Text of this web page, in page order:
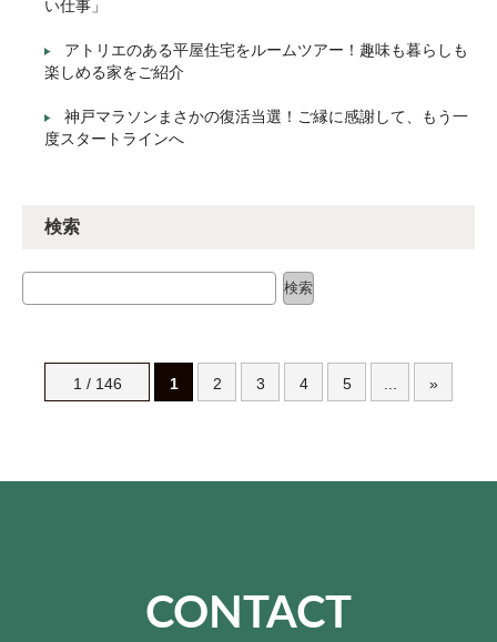
い仕事」
アトリエのある平屋住宅をルームツアー！趣味も暮らしも
楽しめる家をご紹介
神戸マラソンまさかの復活当選！ご縁に感謝して、もう一
度スタートラインへ
検索
検索
検索
1 / 146 1 2 3 4 5 ... »
CONTACT